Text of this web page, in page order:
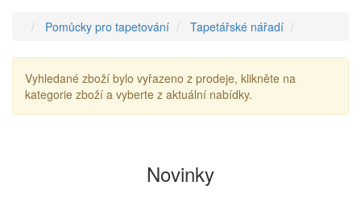
Pomůcky pro tapetování Tapetářské nářadí
Vyhledané zboží bylo vyřazeno z prodeje, klikněte na
kategorie zboží a vyberte z aktuální nabídky.
Novinky